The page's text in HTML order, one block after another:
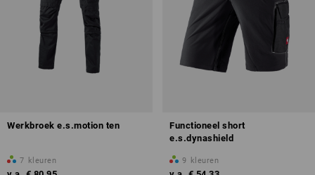
Werkbroek e.s.motion ten
7 kleuren
Functioneel short
e.s.dynashield
9 kleuren